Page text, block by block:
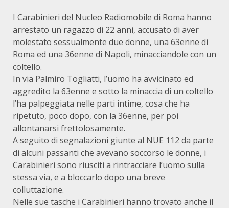
I Carabinieri del Nucleo Radiomobile di Roma hanno
arrestato un ragazzo di 22 anni, accusato di aver
molestato sessualmente due donne, una 63enne di
Roma ed una 36enne di Napoli, minacciandole con un
coltello.
In via Palmiro Togliatti, l’uomo ha avvicinato ed
aggredito la 63enne e sotto la minaccia di un coltello
l’ha palpeggiata nelle parti intime, cosa che ha
ripetuto, poco dopo, con la 36enne, per poi
allontanarsi frettolosamente.
A seguito di segnalazioni giunte al NUE 112 da parte
di alcuni passanti che avevano soccorso le donne, i
Carabinieri sono riusciti a rintracciare l’uomo sulla
stessa via, e a bloccarlo dopo una breve
colluttazione.
Nelle sue tasche i Carabinieri hanno trovato anche il